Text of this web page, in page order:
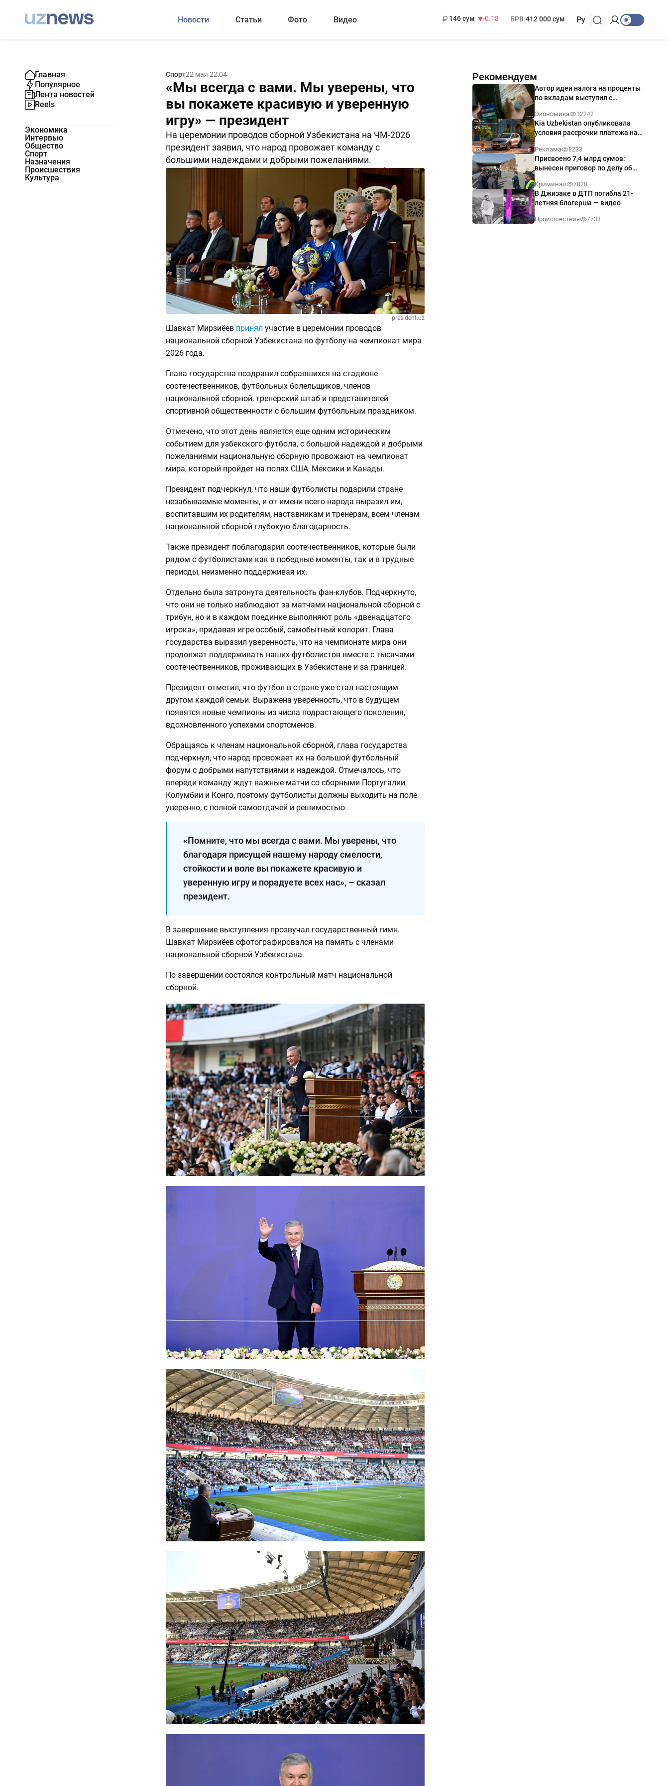
Новости Статьи Фото Видео
146 сум
-0.18
БРВ 412 000 сум Ру
Главная
Популярное
Лента новостей
Reels
Экономика
Интервью
Общество
Спорт
Назначения
Происшествия
Культура
Спорт22 мая 22:04
«Мы всегда с вами. Мы уверены, что
вы покажете красивую и уверенную
игру» — президент
На церемонии проводов сборной Узбекистана на ЧМ-2026
президент заявил, что народ провожает команду с
большими надеждами и добрыми пожеланиями.
Поделиться
president.uz
Шавкат Мирзиёев принял участие в церемонии проводов
национальной сборной Узбекистана по футболу на чемпионат мира
2026 года.
Глава государства поздравил собравшихся на стадионе
соотечественников, футбольных болельщиков, членов
национальной сборной, тренерский штаб и представителей
спортивной общественности с большим футбольным праздником.
Отмечено, что этот день является еще одним историческим
событием для узбекского футбола, с большой надеждой и добрыми
пожеланиями национальную сборную провожают на чемпионат
мира, который пройдет на полях США, Мексики и Канады.
Президент подчеркнул, что наши футболисты подарили стране
незабываемые моменты, и от имени всего народа выразил им,
воспитавшим их родителям, наставникам и тренерам, всем членам
национальной сборной глубокую благодарность.
Также президент поблагодарил соотечественников, которые были
рядом с футболистами как в победные моменты, так и в трудные
периоды, неизменно поддерживая их.
Отдельно была затронута деятельность фан-клубов. Подчеркнуто,
что они не только наблюдают за матчами национальной сборной с
трибун, но и в каждом поединке выполняют роль «двенадцатого
игрока», придавая игре особый, самобытный колорит. Глава
государства выразил уверенность, что на чемпионате мира они
продолжат поддерживать наших футболистов вместе с тысячами
соотечественников, проживающих в Узбекистане и за границей.
Президент отметил, что футбол в стране уже стал настоящим
другом каждой семьи. Выражена уверенность, что в будущем
появятся новые чемпионы из числа подрастающего поколения,
вдохновленного успехами спортсменов.
Обращаясь к членам национальной сборной, глава государства
подчеркнул, что народ провожает их на большой футбольный
форум с добрыми напутствиями и надеждой. Отмечалось, что
впереди команду ждут важные матчи со сборными Португалии,
Колумбии и Конго, поэтому футболисты должны выходить на поле
уверенно, с полной самоотдачей и решимостью.
«Помните, что мы всегда с вами. Мы уверены, что
благодаря присущей нашему народу смелости,
стойкости и воле вы покажете красивую и
уверенную игру и порадуете всех нас», – сказал
президент.
В завершение выступления прозвучал государственный гимн.
Шавкат Мирзиёев сфотографировался на память с членами
национальной сборной Узбекистана.
По завершении состоялся контрольный матч национальной
сборной.
Рекомендуем
Автор идеи налога на проценты
по вкладам выступил с
Экономика 12242
Kia Uzbekistan опубликовала
условия рассрочки платежа на
годовых
Реклама 8233
Присвоено 7,4 млрд сумов:
вынесен приговор по делу об
Ташкенте
Криминал 7828
В Джизаке в ДТП погибла 21-
летняя блогерша — видео
Происшествия 7733